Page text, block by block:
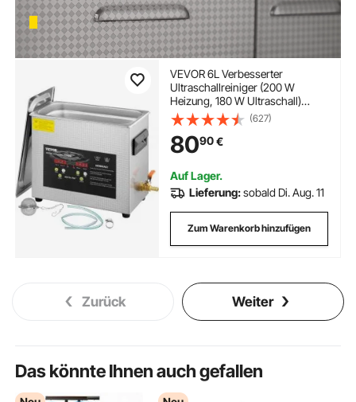
VEVOR 6L Verbesserter
Ultraschallreiniger (200 W
Heizung, 180 W Ultraschall)
Professioneller digitaler Labor-
Ultraschall-Teilereiniger mit
Heizungstimer für die Reinigung
von Schmuck, Brillen
(627)
8090€
Auf Lager.
Lieferung:sobald Di. Aug. 11
Zum Warenkorb hinzufügen
Zurück Weiter
Das könnte Ihnen auch gefallen